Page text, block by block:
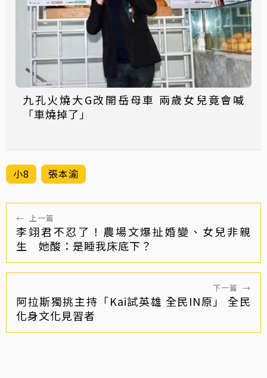
九孔火燒大G改開岳母車 兩歲女兒竟會喊
「車燒掉了」
小8 張本渝
← 上一篇
李翊君不忍了！農場文爆扯婚變、女兒非親
生 她酸：是睡我床底下？
下一篇 →
阿拉斯獨挑主持「Kai試英雄 全民IN原」 全民
化身文化見習者